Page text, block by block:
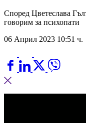
Според Цветеслава
говорим за психопати
06 Април 2023 10:51 ч.